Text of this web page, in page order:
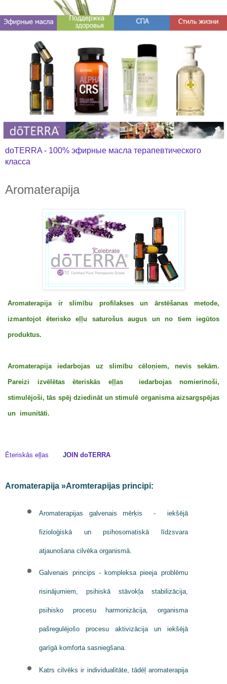
doTERRA - 100% эфирные масла терапевтического
класса
Aromaterapija
Aromaterapijair slimību profilakses un ārstēšanas metode,
izmantojot ēterisko eļļu saturošus augus un no tiem iegūtos
produktus.
Aromaterapija iedarbojas uz slimību cēloņiem, nevis sekām.
Pareizi izvēlētas ēteriskās eļļas iedarbojas nomierinoši,
stimulējoši, tās spēj dziedināt un stimulē organisma aizsargspējas
un imunitāti.
Ēteriskās eļļas JOIN ​​doTERRA
Aromaterapija »Aromterapijas principi:
Aromaterapijas galvenais mērķis - iekšējā
fizioloģiskā un psihosomatiskā līdzsvara
atjaunošana cilvēka organismā.
Galvenais princips - kompleksa pieeja problēmu
risinājumiem, psihiskā stāvokļa stabilizācija,
psihisko procesu harmonizācija, organisma
pašregulējošo procesu aktivizācija un iekšējā
garīgā komforta sasniegšana.
Katrs cilvēks ir individualitāte, tādēļ aromaterapija